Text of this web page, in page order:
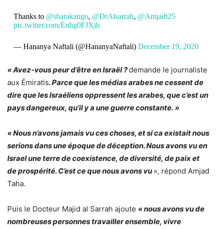
Thanks to @sharakango, @DrAlsarrah, @Amjadt25
pic.twitter.com/Enhg0FJXjb
— Hananya Naftali (@HananyaNaftali) December 19, 2020
« Avez-vous peur d’être en Israël ?demande le journaliste
aux Émiratis. Parce que les médias arabes ne cessent de
dire que les Israéliens oppressent les arabes, que c’est un
pays dangereux, qu’il y a une guerre constante. »
« Nous n’avons jamais vu ces choses, et si ca existait nous
serions dans une époque de déception. Nous avons vu en
Israel une terre de coexistence, de diversité, de paix et
de prospérité. C’est ce que nous avons vu », répond Amjad
Taha.
Puis le Docteur Majid al Sarrah ajoute « nous avons vu de
nombreuses personnes travailler ensemble, vivre